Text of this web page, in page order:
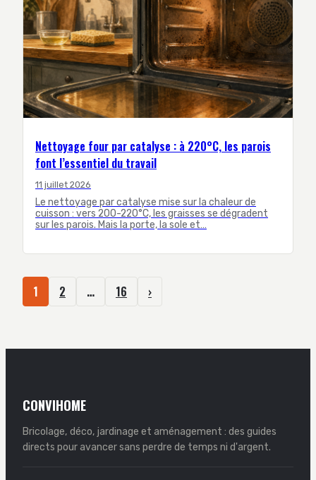
Nettoyage four par catalyse : à 220°C, les parois
font l’essentiel du travail
11 juillet 2026
Le nettoyage par catalyse mise sur la chaleur de
cuisson : vers 200-220°C, les graisses se dégradent
sur les parois. Mais la porte, la sole et…
1 2 … 16 ›
CONVIHOME
Bricolage, déco, jardinage et aménagement : des guides
directs pour avancer sans perdre de temps ni d'argent.